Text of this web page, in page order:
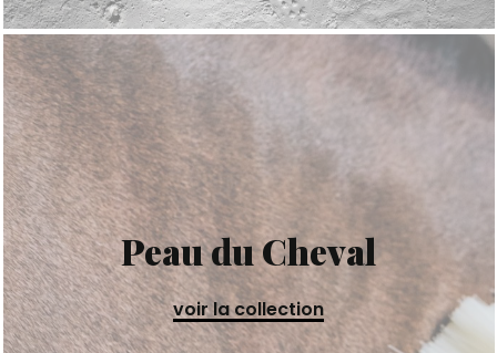
Peau du Cheval
voir la collection